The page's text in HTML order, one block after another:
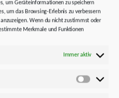
um Geräteinformationen zu speichern
um das Browsing-Erlebnis zu verbessern
Wenn du nicht zustimmst oder
Merkmale und Funktionen
Immer aktiv